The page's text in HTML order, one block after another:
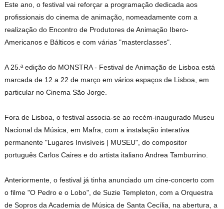
Este ano, o festival vai reforçar a programação dedicada aos
profissionais do cinema de animação, nomeadamente com a
realização do Encontro de Produtores de Animação Ibero-
Americanos e Bálticos e com várias "masterclasses".
A 25.ª edição do MONSTRA - Festival de Animação de Lisboa está
marcada de 12 a 22 de março em vários espaços de Lisboa, em
particular no Cinema São Jorge.
Fora de Lisboa, o festival associa-se ao recém-inaugurado Museu
Nacional da Música, em Mafra, com a instalação interativa
permanente "Lugares Invisíveis | MUSEU", do compositor
português Carlos Caires e do artista italiano Andrea Tamburrino.
Anteriormente, o festival já tinha anunciado um cine-concerto com
o filme "O Pedro e o Lobo", de Suzie Templeton, com a Orquestra
de Sopros da Academia de Música de Santa Cecília, na abertura, a